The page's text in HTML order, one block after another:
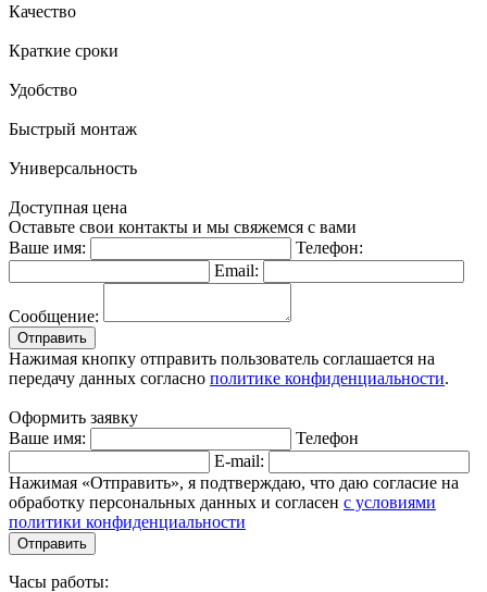
Качество
Краткие сроки
Удобство
Быстрый монтаж
Универсальность
Доступная цена
Оставьте свои контакты и мы свяжемся с вами
Ваше имя:
Телефон:
Email:
Сообщение:
Отправить
Нажимая кнопку отправить пользователь соглашается на
передачу данных согласно политике конфиденциальности.
Оформить заявку
Ваше имя:
Телефон
E-mail:
Нажимая «Отправить», я подтверждаю, что даю согласие на
обработку персональных данных и согласен с условиями
политики конфиденциальности
Отправить
Часы работы: